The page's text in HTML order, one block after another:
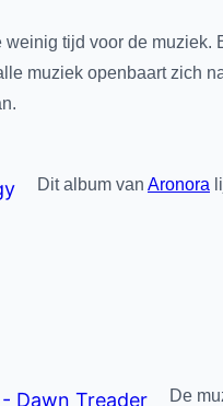
tijd voor de
muziek openbaart zich
Dit album van Aronora
De